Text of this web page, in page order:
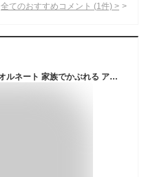
全てのおすすめコメント (1 件) >
【6/20 19時迄 クーポンで 25%OFF】オルネート 家族でかぶれる アドベンチャーハット 帽子 メンズ レディース キッズ 大きいサイズ 子供サイズ ハット 洗える たためる あご紐 紫外線カット UVカット 紫外線対策 日よけ ネックガード 通気性 母の日 秋冬